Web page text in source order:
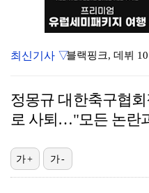
YG 신사옥 출입
최신기사 ▽
정몽규 대한축구협
로 사퇴…"모든 논란
가+ 가-